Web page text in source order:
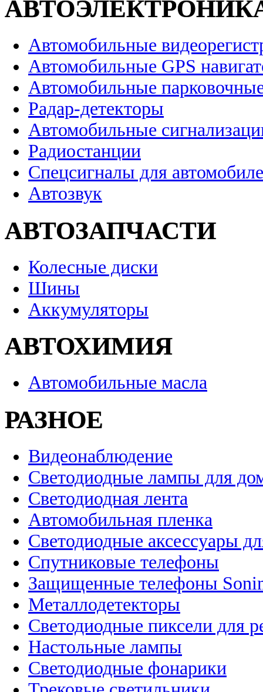
Автомобильные
Автомобильные GPS
Автомобильные
Радар-детекторы
Автомобильные
Радиостанции
Спецсигналы для
Автозвук
АВТОЗАПЧАСТИ
Колесные диски
Шины
Аккумуляторы
АВТОХИМИЯ
Автомобильные масла
РАЗНОЕ
Видеонаблюдение
Светодиодные лампы для
Светодиодная лента
Автомобильная пленка
Светодиодные аксессуары
Спутниковые телефоны
Защищенные телефоны
Металлодетекторы
Светодиодные пиксели для
Настольные лампы
Светодиодные фонарики